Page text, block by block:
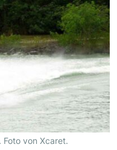
Foto von Xcaret.